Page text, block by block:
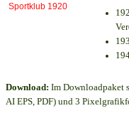
Download: Im Downloadpaket
AI EPS, PDF) und 3